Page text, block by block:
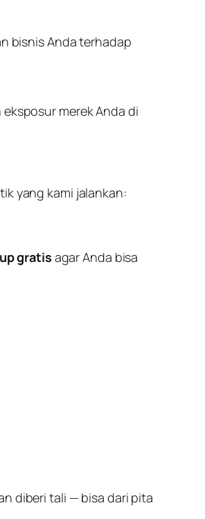
bisnis Anda terhadap
merek Anda di
yang kami jalankan:
gratis agar Anda bisa
diberi tali — bisa dari pita